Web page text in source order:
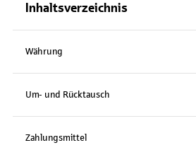
Inhaltsverzeichnis
Währung
Um- und Rücktausch
Zahlungsmittel